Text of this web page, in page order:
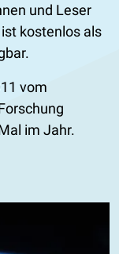
und Leser
kostenlos als
vom
im Jahr.